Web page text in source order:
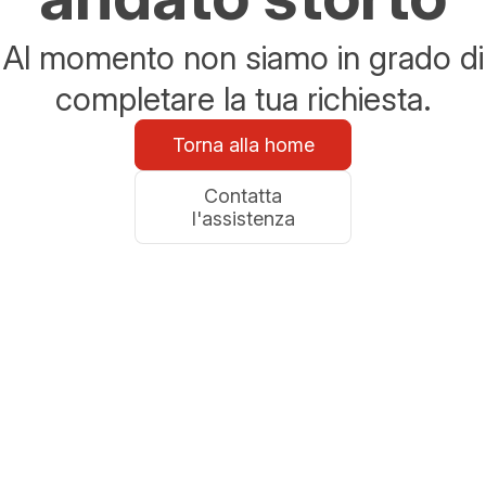
Al momento non siamo in grado di
completare la tua richiesta.
Torna alla home
Contatta
l'assistenza